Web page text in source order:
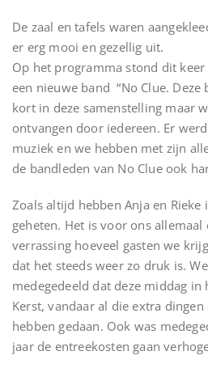
De zaal en tafels waren
er erg mooi en gezellig uit.
Op het programma stond dit
een nieuwe band “No Clue.
kort in deze samenstelling maar
ontvangen door iedereen. Er
muziek en we hebben met zijn
de bandleden van No Clue ook
Zoals altijd hebben Anja en Rieke
geheten. Het is voor ons allemaal
verrassing hoeveel gasten we
dat het steeds weer zo druk is.
medegedeeld dat deze middag in
Kerst, vandaar al die extra
hebben gedaan. Ook was
jaar de entreekosten gaan